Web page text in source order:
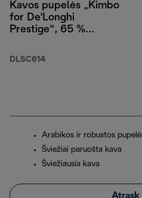
Kavos pupelės „Kimbo
for De'Longhi
Prestige“, 65 %
robustos, 250 g
DLSC614
Arabikos ir robustos
Šviežiai paruošta kava
Šviežiausia kava
Atrask